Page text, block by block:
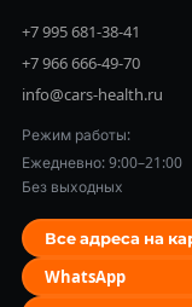
+7 995 681-38-41
+7 966 666-49-70
info@cars-health.ru
Режим работы:
Ежедневно: 9:00–21:00
Без выходных
Все адреса на
WhatsApp